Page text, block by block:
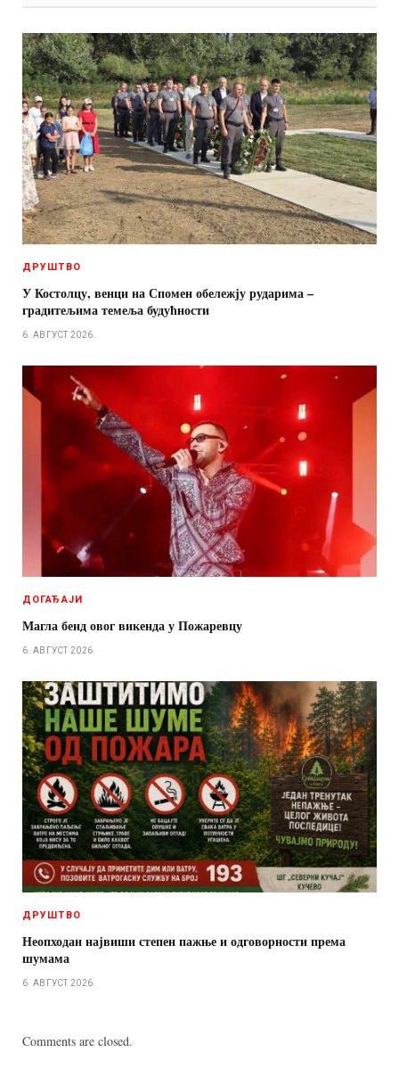
ДРУШТВО
У Костолцу, венци на Спомен обележју рударима –
градитељима темеља будућности
6. АВГУСТ 2026.
ДОГАЂАЈИ
Магла бенд овог викенда у Пожаревцу
6. АВГУСТ 2026.
ДРУШТВО
Неопходан највиши степен пажње и одговорности према
шумама
6. АВГУСТ 2026.
Comments are closed.